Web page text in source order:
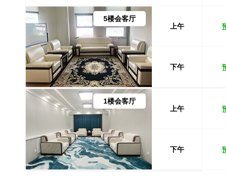
5楼会客厅
上午
下午
1楼会客厅
上午
下午